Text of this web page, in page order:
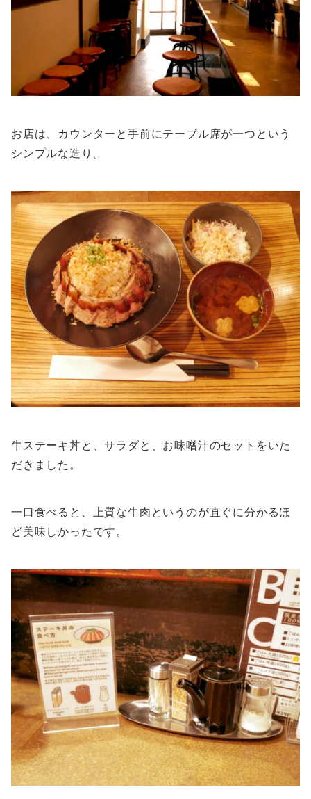
お店は、カウンターと手前にテーブル席が一つという
シンプルな造り。
牛ステーキ丼と、サラダと、お味噌汁のセットをいた
だきました。
一口食べると、上質な牛肉というのが直ぐに分かるほ
ど美味しかったです。